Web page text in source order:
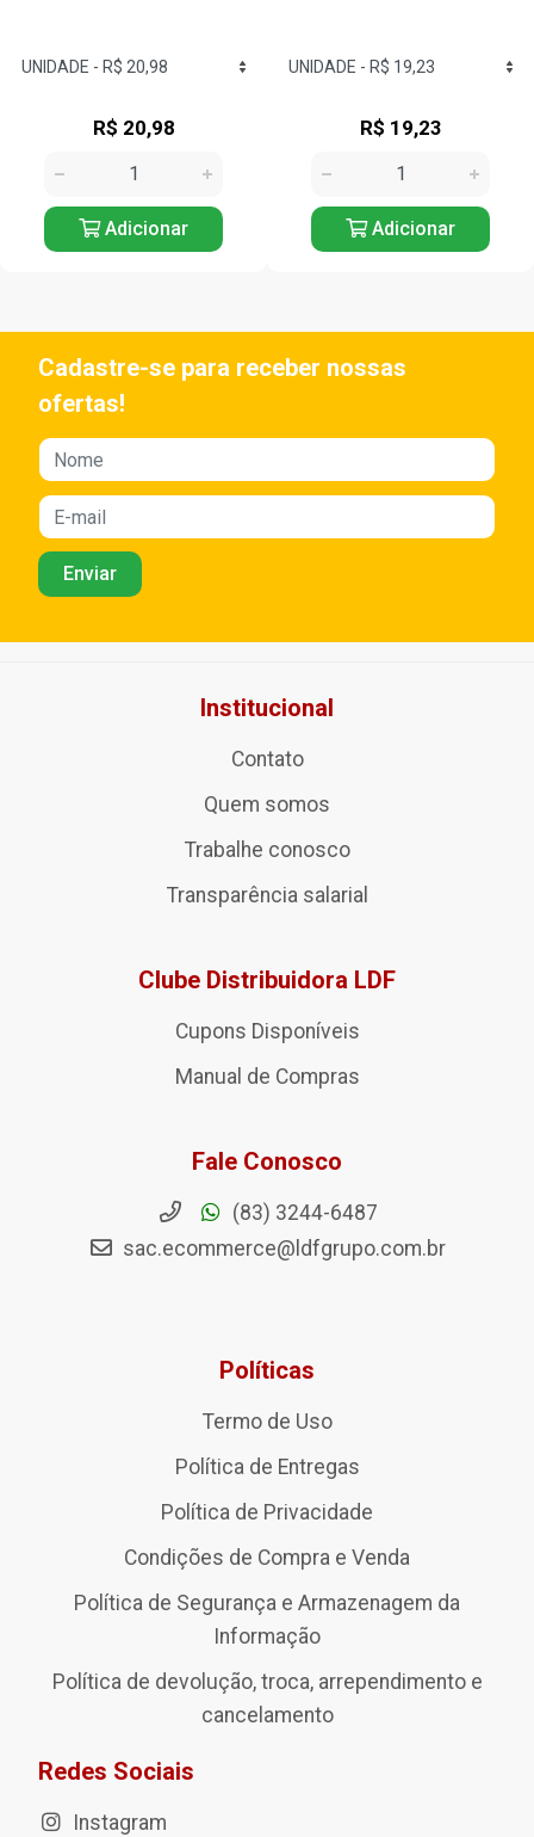
R$ 20,98
Adicionar
R$ 19,23
Adicionar
Cadastre-se para receber nossas
ofertas!
Institucional
Contato
Quem somos
Trabalhe conosco
Transparência salarial
Clube Distribuidora LDF
Cupons Disponíveis
Manual de Compras
Fale Conosco
(83) 3244-6487
sac.ecommerce@ldfgrupo.com.br
Políticas
Termo de Uso
Política de Entregas
Política de Privacidade
Condições de Compra e Venda
Política de Segurança e Armazenagem da
Informação
Política de devolução, troca, arrependimento e
cancelamento
Redes Sociais
Instagram